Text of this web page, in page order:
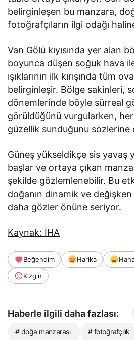
belirginleşen bu manzara,
fotoğrafçıların ilgi odağı
Van Gölü kıyısında yer alan
boyunca düşen soğuk hava
ışıklarının ilk kırışında tüm
belirginleşir. Bölge sakinleri,
dönemlerinde böyle sürreal
görüldüğünü vurgularken, her
güzellik sunduğunu sözlerine
Güneş yükseldikçe sis yavaş
başlar ve ortaya çıkan
şekilde gözlemlenebilir. Bu
doğanın dinamik ve
daha gözler önüne seriyor.
Kaynak: İHA
Beğendim Harika
Kızgın
Haberle ilgili daha fazlası:
# doğa manzarası # fotoğrafçılık